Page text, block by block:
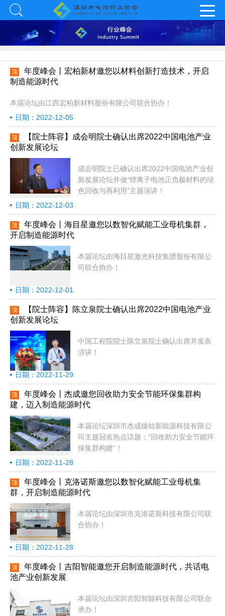
顶
年度峰会丨宏柏新材邀您以材料创新打造技术，开启
制造能源时代
本届论坛由江西宏柏新材料股份有限公司联合协办！
日期：2022-12-05
顶
【院士阵容】成会明院士确认出席2022中国电池产业
创新发展论坛
成会明院士已确认出席2022中国电池产业创
新发展论坛并做“锂离子电池正负极材料的绿
色回收与再利用”主题演讲！
日期：2022-12-03
顶
年度峰会丨海目星邀您以数智化赋能工业母机集群，
开启制造能源时代
本届论坛由海目星激光科技集团股份有限公
司联合协办！
日期：2022-12-01
顶
【院士阵容】陈立泉院士确认出席2022中国电池产业
创新发展论坛
中国工程院院士陈立泉院士确认出席并发表
演讲！
日期：2022-11-29
顶
年度峰会丨杰成邀您回收助力安全节能环保集群构
建，迈入制造能源时代
本届论坛深圳市杰成镍钴新能源科技有限公
司主题冠名热点话题：“回收助力安全节能环
保集群构建”！
日期：2022-11-28
顶
年度峰会丨克洛诺斯邀您以数智化赋能工业母机集
群，开启制造能源时代
本届论坛由深圳市克洛诺斯科技有限公司联
合协办！
日期：2022-11-28
顶
年度峰会丨吉阳智能邀您开启制造能源时代，共话电
池产业创新发展
本届论坛由深圳吉阳智能科技有限公司联合
承办！